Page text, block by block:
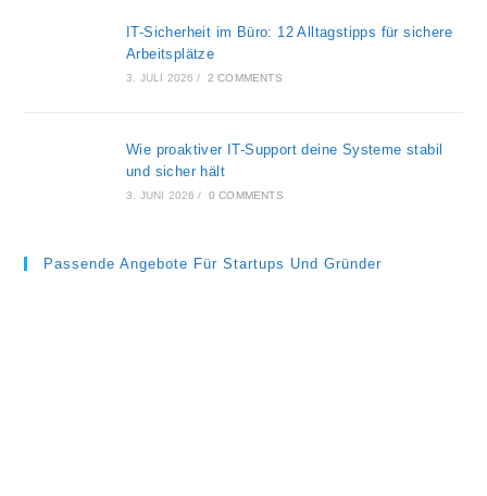
IT-Sicherheit im Büro: 12 Alltagstipps für sichere
Arbeitsplätze
3. JULI 2026 / 2 COMMENTS
Wie proaktiver IT-Support deine Systeme stabil
und sicher hält
3. JUNI 2026 / 0 COMMENTS
Passende Angebote Für Startups Und Gründer